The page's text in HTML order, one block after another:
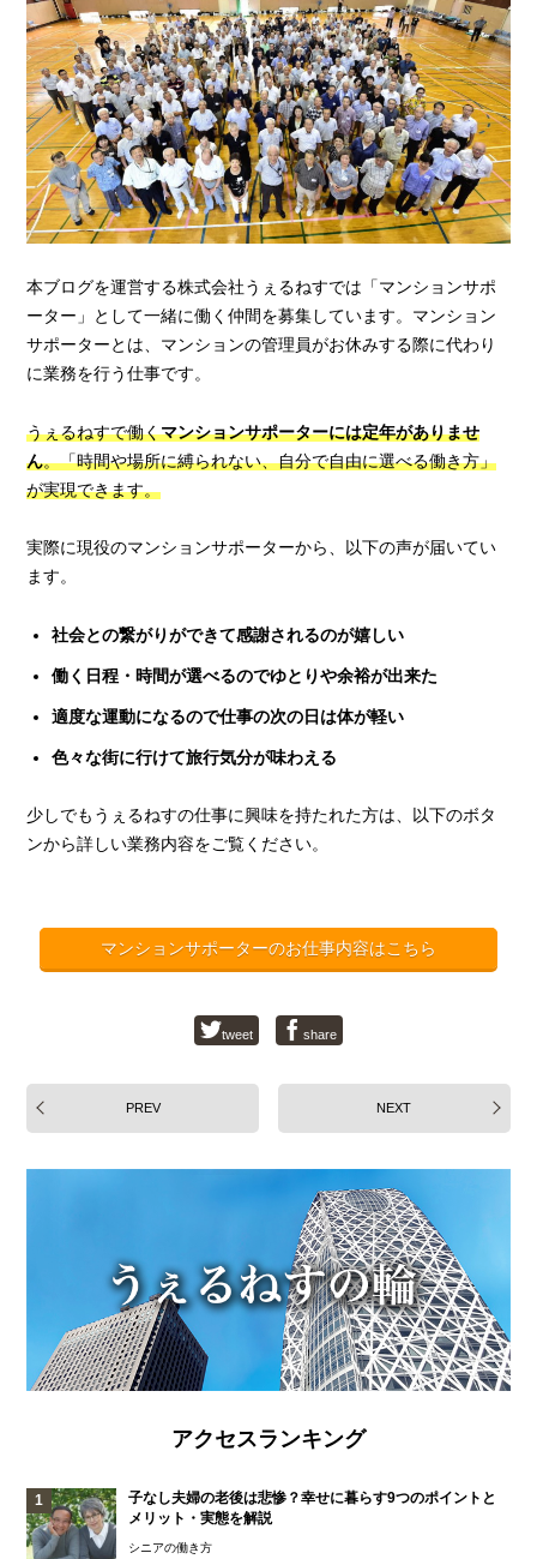
本ブログを運営する株式会社うぇるねすでは「マンションサポ
ーター」として一緒に働く仲間を募集しています。マンション
サポーターとは、マンションの管理員がお休みする際に代わり
に業務を行う仕事です。
うぇるねすで働くマンションサポーターには定年がありませ
ん。「時間や場所に縛られない、自分で自由に選べる働き方」
が実現できます。
実際に現役のマンションサポーターから、以下の声が届いてい
ます。
社会との繋がりができて感謝されるのが嬉しい
働く日程・時間が選べるのでゆとりや余裕が出来た
適度な運動になるので仕事の次の日は体が軽い
色々な街に行けて旅行気分が味わえる
少しでもうぇるねすの仕事に興味を持たれた方は、以下のボタ
ンから詳しい業務内容をご覧ください。
マンションサポーターのお仕事内容はこちら
tweet share
PREV NEXT
アクセスランキング
子なし夫婦の老後は悲惨？幸せに暮らす9つのポイントと
メリット・実態を解説
シニアの働き方